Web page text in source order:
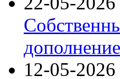
12-05-2026